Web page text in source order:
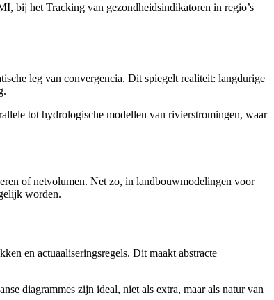
bij het Tracking van gezondheidsindikatoren in regio’s
leg van convergencia. Dit spiegelt realiteit: langdurige
tot hydrologische modellen van rivierstromingen, waar
of netvolumen. Net zo, in landbouwmodelingen voor
worden.
en actuaaliseringsregels. Dit maakt abstracte
diagrammes zijn ideal, niet als extra, maar als natur van